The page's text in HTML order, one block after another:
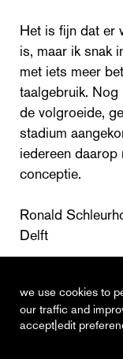
we use cookies to
our traffic and
accept|edit
Het is fijn dat er
is, maar ik snak
met iets meer
taalgebruik.
de volgroeide,
stadium
iedereen
conceptie.
Ronald
Delft
recent